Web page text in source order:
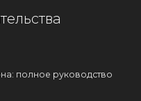
полное руководство